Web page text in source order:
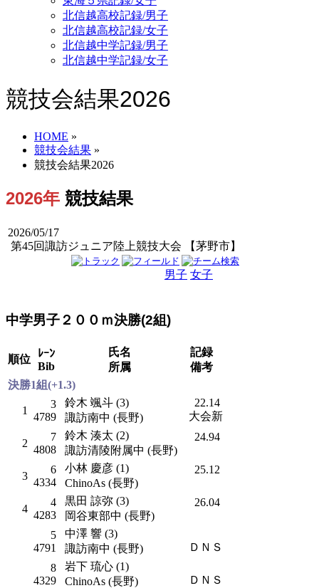
北信越高校記録/男子
北信越高校記録/女子
北信越中学記録/男子
北信越中学記録/女子
競技会結果2026
HOME »
競技会結果 »
競技会結果2026
2026年 競技結果
2026/05/17
第45回諏訪ジュニア陸上競技大会 【茅野市】
男子 女子
中学男子２００ｍ決勝(2組)
順位
ﾚｰﾝ
Bib
氏名
所属
記録
備考
決勝1組(+1.3)
1
3
4789
鈴木 颯斗 (3)
諏訪南中 (長野)
22.14
大会新
2
7
4808
鈴木 湊太 (2)
諏訪清陵附属中 (長野)
24.94
3
6
4334
小林 慶彦 (1)
ChinoAs (長野)
25.12
4
4
4283
黒田 諒弥 (3)
岡谷東部中 (長野)
26.04
5
4791
中澤 響 (3)
諏訪南中 (長野)
ＤＮＳ
8
4329
岩下 琉心 (1)
ChinoAs (長野)
ＤＮＳ